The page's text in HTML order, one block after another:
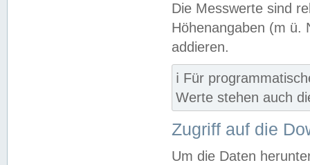
Die Messwerte sind
Höhenangaben (m ü.
addieren.
ℹ️ Für
Werte stehen auch
Zugriff auf die
Um die Daten